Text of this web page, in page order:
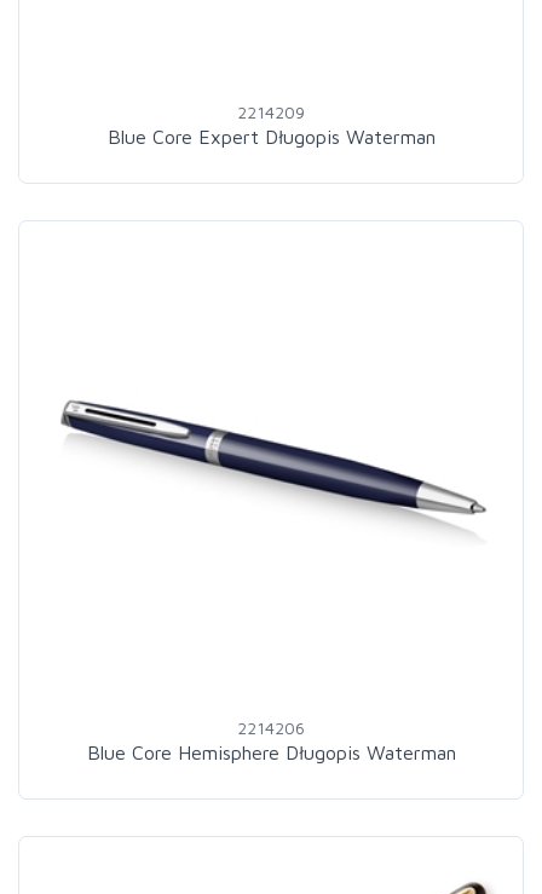
2214209
Blue Core Expert Długopis Waterman
2214206
Blue Core Hemisphere Długopis Waterman